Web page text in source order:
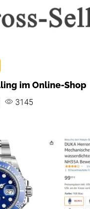
im Online-Shop
3145